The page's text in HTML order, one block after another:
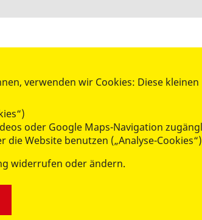
KARRIERE UND
FSJ - Freiwilliges Soziales
BFD -
Spenden und Förderung
verwenden wir Cookies: Diese
oder Google Maps-Navigation
Website benutzen („Analyse-
widerrufen oder ändern.